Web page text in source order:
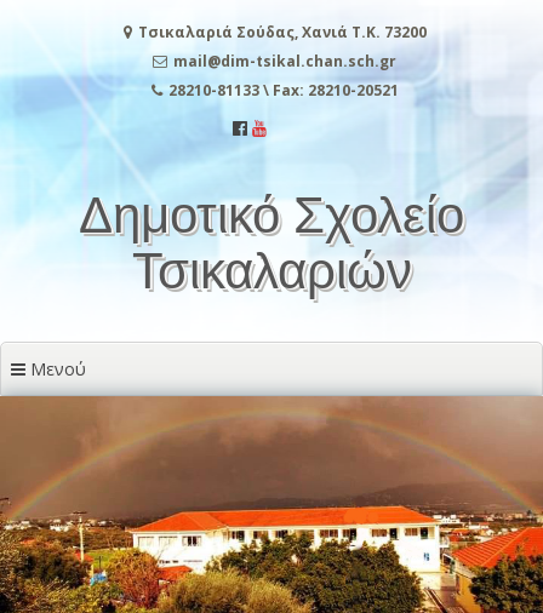
περιεχόμενο
Τσικαλαριά Σούδας, Χανιά Τ.Κ. 73200
mail@dim-tsikal.chan.sch.gr
28210-81133 \ Fax: 28210-20521
Δημοτικό Σχολείο
Τσικαλαριών
Μενού